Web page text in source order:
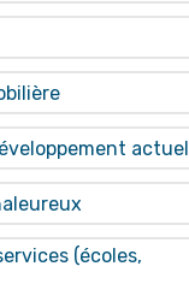
actuel
(écoles,